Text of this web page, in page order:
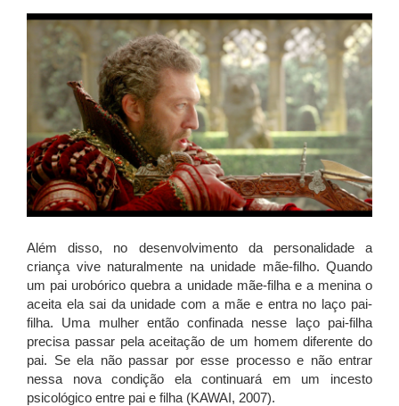
Além disso, no desenvolvimento da personalidade a
criança vive naturalmente na unidade mãe-filho. Quando
um pai urobórico quebra a unidade mãe-filha e a menina o
aceita ela sai da unidade com a mãe e entra no laço pai-
filha. Uma mulher então confinada nesse laço pai-filha
precisa passar pela aceitação de um homem diferente do
pai. Se ela não passar por esse processo e não entrar
nessa nova condição ela continuará em um incesto
psicológico entre pai e filha (KAWAI, 2007).